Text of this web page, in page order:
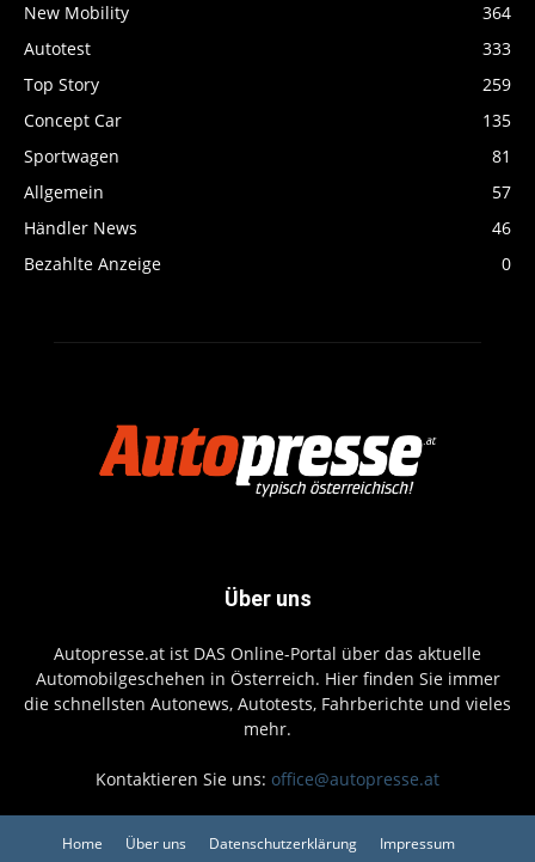
New Mobility
364
Autotest
333
Top Story
259
Concept Car
135
Sportwagen
81
Allgemein
57
Händler News
46
Bezahlte Anzeige
0
Über uns
Autopresse.at ist DAS Online-Portal über das aktuelle
Automobilgeschehen in Österreich. Hier finden Sie immer
die schnellsten Autonews, Autotests, Fahrberichte und vieles
mehr.
Kontaktieren Sie uns: office@autopresse.at
Home Über uns Datenschutzerklärung
Impressum